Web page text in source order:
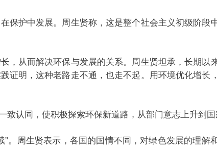
护中发展。周生贤称，这是整个社会主义初级阶段
从而解决环保与发展的关系。周生贤坦承，长期以
明，这种老路走不通，也走不起。用环境优化增长
同，使积极探索环保新道路，从部门意志上升到国
周生贤表示，各国的国情不同，对绿色发展的理解